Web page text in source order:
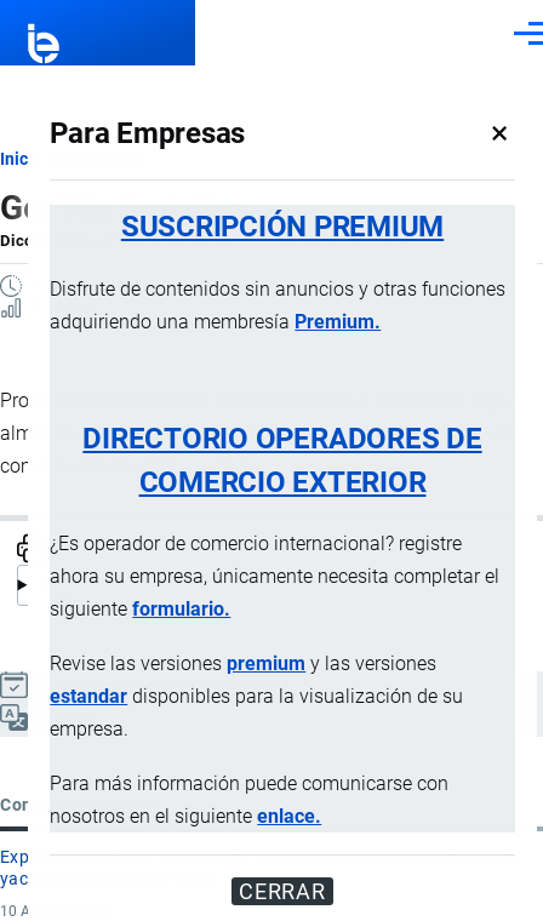
Para Empresas ×
SUSCRIPCIÓN PREMIUM
Disfrute de contenidos sin anuncios y otras funciones
adquiriendo una membresía Premium.
DIRECTORIO OPERADORES DE
COMERCIO EXTERIOR
¿Es operador de comercio internacional? registre
ahora su empresa, únicamente necesita completar el
siguienteformulario.
Revise las versionespremium y las versiones
estandar disponibles para la visualización de su
empresa.
Para más información puede comunicarse con
nosotros en el siguienteenlace.
CERRAR
Ruta
de
navegación
Inicio
Gestión logística
Diccionario porImportaciones …, 8 Septiembre, 2024
1 MINUTO
Proceso de planificación, implementación y control del flujo y
almacenamiento eficiente y económico de bienes físicos, así
como la información asociada.
Actualizado el 9 Septiembre, 2024
Contenido reciente
Exploración minera en Ecuador: las empresas que buscan nuevos
yacimientos de cobre y oro
10 Agosto, 2026